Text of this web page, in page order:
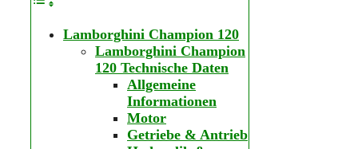
Lamborghini Champion 120
Lamborghini Champion
120 Technische Daten
Allgemeine
Informationen
Motor
Getriebe & Antrieb